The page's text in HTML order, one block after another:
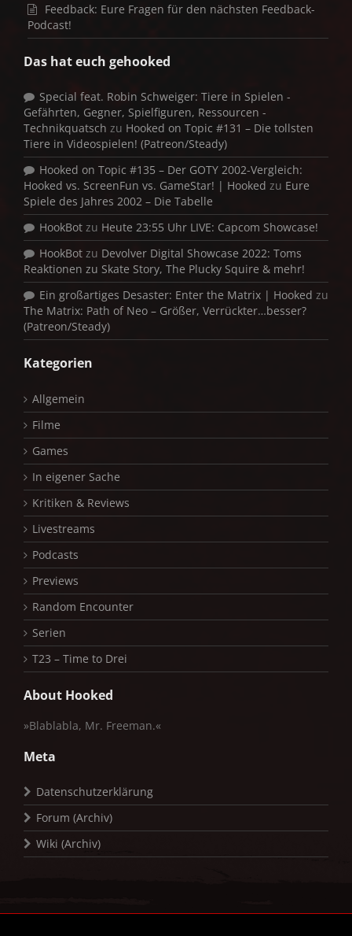
Feedback: Eure Fragen für den nächsten Feedback-
Podcast!
Das hat euch gehooked
Special feat. Robin Schweiger: Tiere in Spielen -
Gefährten, Gegner, Spielfiguren, Ressourcen -
Technikquatsch zu Hooked on Topic #131 – Die tollsten
Tiere in Videospielen! (Patreon/Steady)
Hooked on Topic #135 – Der GOTY 2002-Vergleich:
Hooked vs. ScreenFun vs. GameStar! | Hooked zu Eure
Spiele des Jahres 2002 – Die Tabelle
HookBot zu Heute 23:55 Uhr LIVE: Capcom Showcase!
HookBot zu Devolver Digital Showcase 2022: Toms
Reaktionen zu Skate Story, The Plucky Squire & mehr!
Ein großartiges Desaster: Enter the Matrix | Hooked zu
The Matrix: Path of Neo – Größer, Verrückter…besser?
(Patreon/Steady)
Kategorien
Allgemein
Filme
Games
In eigener Sache
Kritiken & Reviews
Livestreams
Podcasts
Previews
Random Encounter
Serien
T23 – Time to Drei
About Hooked
»Blablabla, Mr. Freeman.«
Meta
Datenschutzerklärung
Forum (Archiv)
Wiki (Archiv)